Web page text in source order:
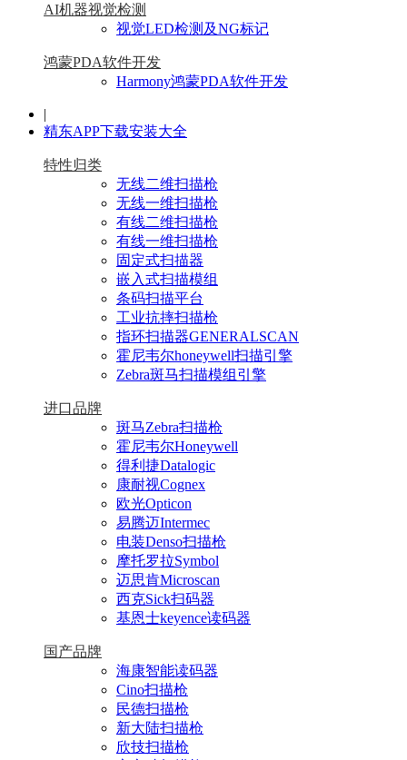
AI机器视觉检测
视觉LED检测及NG标记
鸿蒙PDA软件开发
Harmony鸿蒙PDA软件开发
|
精东APP下载安装大全
特性归类
无线二维扫描枪
无线一维扫描枪
有线二维扫描枪
有线一维扫描枪
固定式扫描器
嵌入式扫描模组
条码扫描平台
工业抗摔扫描枪
指环扫描器GENERALSCAN
霍尼韦尔honeywell扫描引擎
Zebra斑马扫描模组引擎
进口品牌
斑马Zebra扫描枪
霍尼韦尔Honeywell
得利捷Datalogic
康耐视Cognex
欧光Opticon
易腾迈Intermec
电装Denso扫描枪
摩托罗拉Symbol
迈思肯Microscan
西克Sick扫码器
基恩士keyence读码器
国产品牌
海康智能读码器
Cino扫描枪
民德扫描枪
新大陆扫描枪
欣技扫描枪